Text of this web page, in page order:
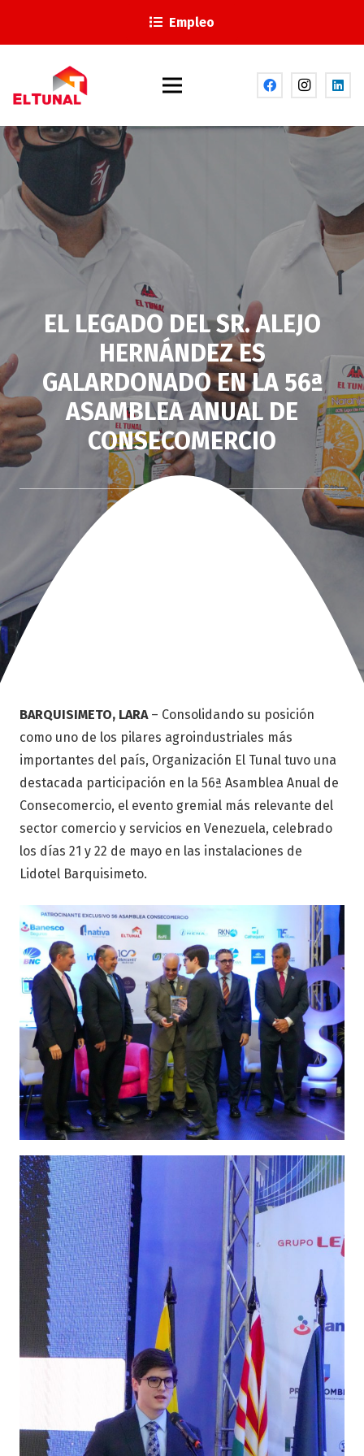
Empleo
EL LEGADO DEL SR. ALEJO
HERNÁNDEZ ES
GALARDONADO EN LA 56ª
ASAMBLEA ANUAL DE
CONSECOMERCIO
BARQUISIMETO, LARA– Consolidando su posición
como uno de los pilares agroindustriales más
importantes del país, Organización El Tunal tuvo una
destacada participación en la 56ª Asamblea Anual de
Consecomercio, el evento gremial más relevante del
sector comercio y servicios en Venezuela, celebrado
los días 21 y 22 de mayo en las instalaciones de
Lidotel Barquisimeto.